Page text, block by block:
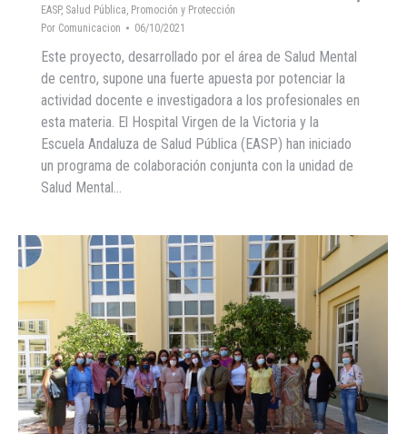
EASP, Salud Pública, Promoción y Protección
Por Comunicacion 06/10/2021
Este proyecto, desarrollado por el área de Salud Mental
de centro, supone una fuerte apuesta por potenciar la
actividad docente e investigadora a los profesionales en
esta materia. El Hospital Virgen de la Victoria y la
Escuela Andaluza de Salud Pública (EASP) han iniciado
un programa de colaboración conjunta con la unidad de
Salud Mental…